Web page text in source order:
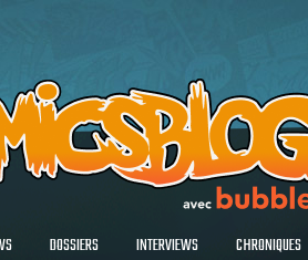
DOSSIERS INTERVIEWS CHRONIQUES